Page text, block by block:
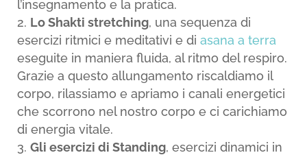
l’insegnamento e la pratica.
Lo Shakti stretching, una sequenza di
esercizi ritmici e meditativi e di asana a terra
eseguite in maniera fluida, al ritmo del respiro.
Grazie a questo allungamento riscaldiamo il
corpo, rilassiamo e apriamo i canali energetici
che scorrono nel nostro corpo e ci carichiamo
di energia vitale.
Gli esercizi di Standing, esercizi dinamici in